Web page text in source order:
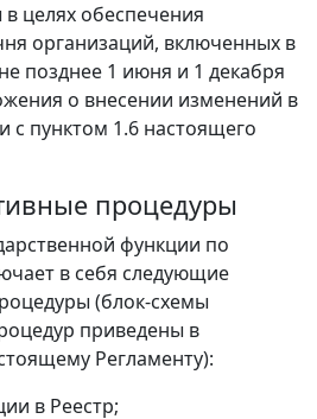
целях обеспечения
организаций, включенных в
позднее 1 июня и 1 декабря
о внесении изменений в
с пунктом 1.6 настоящего
процедуры
функции по
в себя следующие
(блок-схемы
приведены в
Регламенту):
в Реестр;